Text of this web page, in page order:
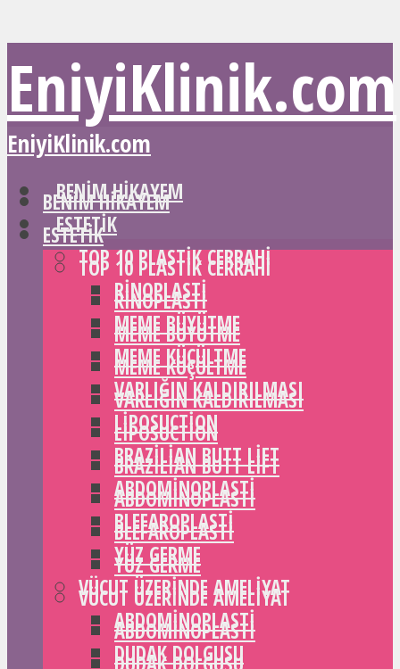
EniyiKlinik.com
BENIM HIKAYEM
ESTETIK
TOP 10 PLASTIK CERRAHI
RINOPLASTI
MEME BÜYÜTME
MEME KÜÇÜLTME
VARLIĞIN KALDIRILMASI
LIPOSUCTION
BRAZILIAN BUTT LIFT
ABDOMINOPLASTI
BLEFAROPLASTI
YÜZ GERME
VÜCUT ÜZERINDE AMELIYAT
ABDOMINOPLASTI
DUDAK DOLGUSU
EniyiKlinik.com
BENIM HIKAYEM
ESTETIK
TOP 10 PLASTIK CERRAHI
RINOPLASTI
MEME BÜYÜTME
MEME KÜÇÜLTME
VARLIĞIN KALDIRILMASI
LIPOSUCTION
BRAZILIAN BUTT LIFT
ABDOMINOPLASTI
BLEFAROPLASTI
YÜZ GERME
VÜCUT ÜZERINDE AMELIYAT
ABDOMINOPLASTI